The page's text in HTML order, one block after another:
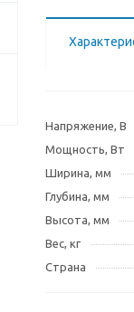
Напряжение, В
Мощность, Вт
Ширина, мм
Глубина, мм
Высота, мм
Вес, кг
Страна